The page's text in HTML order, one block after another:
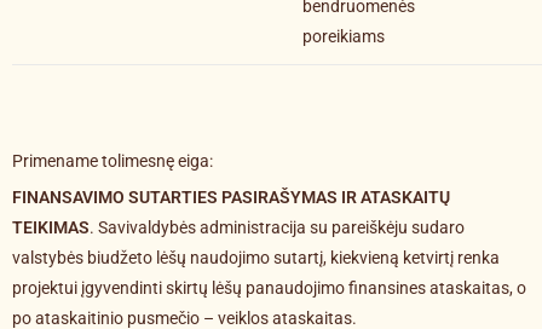
bendruomenės
poreikiams
Primename tolimesnę eiga:
FINANSAVIMO SUTARTIES PASIRAŠYMAS IR ATASKAITŲ
TEIKIMAS. Savivaldybės administracija su pareiškėju sudaro
valstybės biudžeto lėšų naudojimo sutartį, kiekvieną ketvirtį renka
projektui įgyvendinti skirtų lėšų panaudojimo finansines ataskaitas, o
po ataskaitinio pusmečio – veiklos ataskaitas.